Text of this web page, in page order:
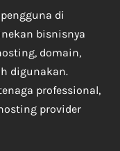
di
bisnisnya
domain,
digunakan.
professional,
provider